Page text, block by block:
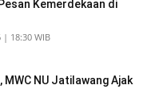
Kemerdekaan di
| 18:30 WIB
MWC NU Jatilawang Ajak